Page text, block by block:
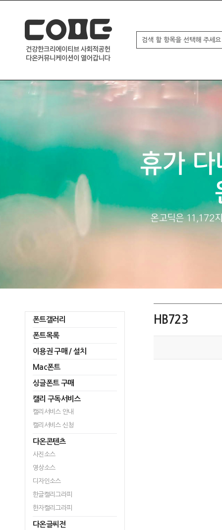
폰트갤러리
폰트목록
이용권 구매 / 설치
Mac폰트
싱글폰트 구매
캘리 구독서비스
캘리서비스 안내
캘리서비스 신청
다온콘텐츠
사진소스
영상소스
디자인소스
한글캘리그라피
한자캘리그라피
다온글씨전
HB723